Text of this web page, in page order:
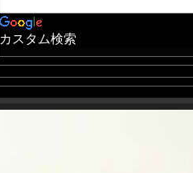
カスタム検索